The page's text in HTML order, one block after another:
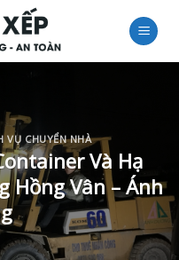
VỤ CHUYỂN NHÀ
Và Hạ
Hồng Vân – Ánh